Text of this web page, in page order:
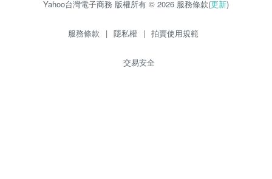
Yahoo台灣電子商務 版權所有 © 2026 服務條款(更新)
服務條款 | 隱私權 | 拍賣使用規範
交易安全